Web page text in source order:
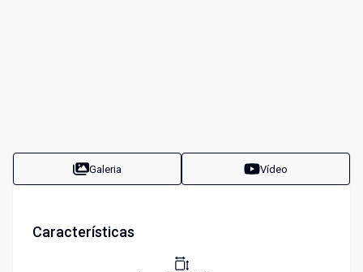
Galeria Vídeo
Características